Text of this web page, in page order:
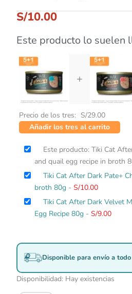
S/10.00
Este producto lo suelen
+
Precio de los tres: S/29.00
Añadir los tres al carrito
Este producto: Tiki Cat
and quail egg recipe in broth
Tiki Cat After Dark Pate+
broth 80g - S/10.00
Tiki Cat After Dark Velvet
Egg Recipe 80g - S/9.00
Disponible para envío a
Disponibilidad: Hay existencias